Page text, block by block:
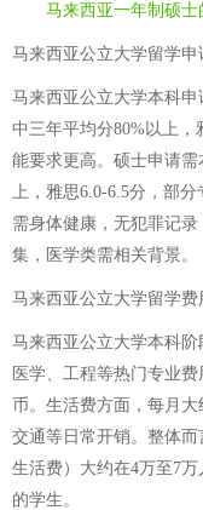
马来西亚一年制硕士
马来西亚公立大学留学申
马来西亚公立大学本科
中三年平均分80%以上，
能要求更高。硕士申请需
上，雅思6.0-6.5分，部
需身体健康，无犯罪记
集，医学类需相关背景。
马来西亚公立大学留学费
马来西亚公立大学本科阶
医学、工程等热门专业
币。生活费方面，每月大
交通等日常开销。整体
生活费）大约在4万至7
的学生。